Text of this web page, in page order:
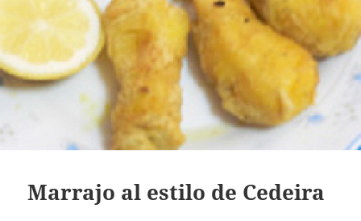
Marrajo al estilo de Cedeira